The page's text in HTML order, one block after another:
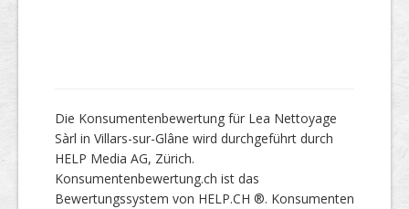
Die Konsumentenbewertung für Lea Nettoyage
Sàrl in Villars-sur-Glâne wird durchgeführt durch
HELP Media AG, Zürich.
Konsumentenbewertung.ch ist das
Bewertungssystem von HELP.CH ®. Konsumenten